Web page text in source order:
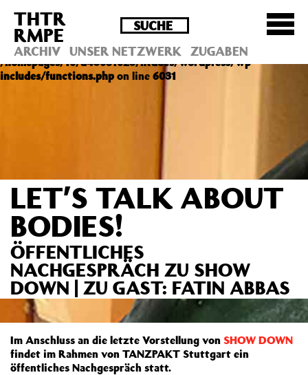
Deprecated : Die Funktion post_permalink ist seit
Version 4.4.0 veraltet! Verwende stattdessen
get_permalink(). in
/homepages/10/d43051023/htdocs/wordpress/wp-
includes/functions.phpon line 6031
THTR
RMPE
ARCHIV UNSER NETZWERK ZUGABEN
LET’S TALK ABOUT
BODIES!
ÖFFENTLICHES
NACHGESPRÄCH ZU SHOW
DOWN | ZU GAST: FATIN ABBAS
Im Anschluss an die letzte Vorstellung von SHOW DOWN
findet im Rahmen von TANZPAKT Stuttgart ein
öffentliches Nachgespräch statt.